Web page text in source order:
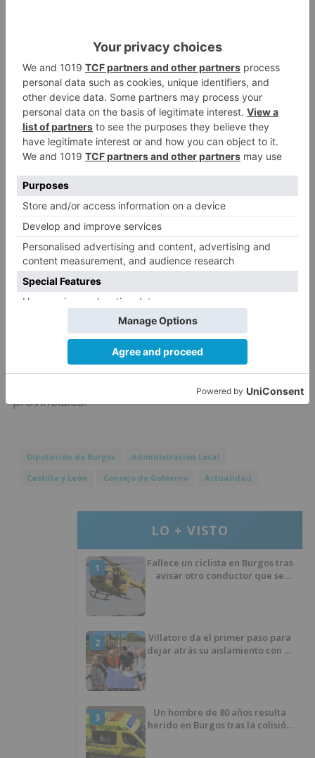
Castilla y León.
La modificación de esta norma, que fue
comprometida por el consejero de la Presidencia
en las Cortes de Castilla y León, ha sido
informada favorablemente por el Consejo de
Cooperación Local, así como por la Comisión
provinciales.
Diputación de Burgos
Administración Local
Castilla y León
Consejo de Gobierno Actualidad
LO + VISTO
1
Fallece un ciclista en Burgos tras
avisar otro conductor que se
2
Villatoro da el primer paso para
dejar atrás su aislamiento con el
3
Un hombre de 80 años resulta
herido en Burgos tras la colisión